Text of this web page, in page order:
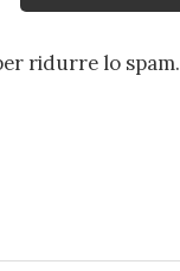
ridurre lo spam.